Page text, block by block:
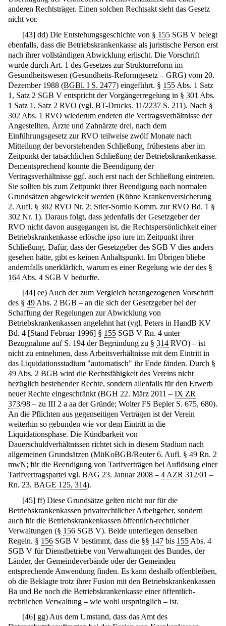
anderen Rechtsträger. Einen solchen Rechtsakt sieht das Gesetz
nicht vor.
[43] dd) Die Entstehungsgeschichte von § 155 SGB V belegt
ebenfalls, dass die Betriebskrankenkasse als juristische Person erst
nach ihrer vollständigen Abwicklung erlischt. Die Vorschrift
wurde durch Art. 1 des Gesetzes zur Strukturreform im
Gesundheitswesen (Gesundheits-Reformgesetz – GRG) vom 20.
Dezember 1988 (BGBl. I S. 2477) eingeführt. § 155 Abs. 1 Satz
1, Satz 2 SGB V entspricht der Vorgängerregelung in § 301 Abs.
1 Satz 1, Satz 2 RVO (vgl. BT-Drucks. 11/2237 S. 211). Nach §
302 Abs. 1 RVO wiederum endeten die Vertragsverhältnisse der
Angestellten, Ärzte und Zahnärzte drei, nach dem
Einführungsgesetz zur RVO teilweise zwölf Monate nach
Mitteilung der bevorstehenden Schließung, frühestens aber im
Zeitpunkt der tatsächlichen Schließung der Betriebskrankenkasse.
Dementsprechend konnte die Beendigung der
Vertragsverhältnisse ggf. auch erst nach der Schließung eintreten.
Sie sollten bis zum Zeitpunkt ihrer Beendigung nach normalen
Grundsätzen abgewickelt werden (Kühne Krankenversicherung
2. Aufl. § 302 RVO Nr. 2; Stier-Somlo Komm. zur RVO Bd. 1 §
302 Nr. 1). Daraus folgt, dass jedenfalls der Gesetzgeber der
RVO nicht davon ausgegangen ist, die Rechtspersönlichkeit einer
Betriebskrankenkasse erlösche ipso iure im Zeitpunkt ihrer
Schließung. Dafür, dass der Gesetzgeber des SGB V dies anders
gesehen hätte, gibt es keinen Anhaltspunkt. Im Übrigen bliebe
andernfalls unerklärlich, warum es einer Regelung wie der des §
164 Abs. 4 SGB V bedurfte.
[44] ee) Auch der zum Vergleich herangezogenen Vorschrift
des § 49 Abs. 2 BGB – an die sich der Gesetzgeber bei der
Schaffung der Regelungen zur Abwicklung von
Betriebskrankenkassen angelehnt hat (vgl. Peters in HandB KV
Bd. 4 [Stand Februar 1996] § 155 SGB V Rn. 4 unter
Bezugnahme auf S. 194 der Begründung zu § 314 RVO) – ist
nicht zu entnehmen, dass Arbeitsverhältnisse mit dem Eintritt in
das Liquidationsstadium "automatisch" ihr Ende fänden. Durch §
49 Abs. 2 BGB wird die Rechtsfähigkeit des Vereins nicht
bezüglich bestehender Rechte, sondern allenfalls für den Erwerb
neuer Rechte eingeschränkt (BGH 22. März 2011 – IX ZR
373/98 – zu III 2 a aa der Gründe; Wolter FS Bepler S. 675, 680).
An die Pflichten aus gegenseitigen Verträgen ist der Verein
weiterhin so gebunden wie vor dem Eintritt in die
Liquidationsphase. Die Kündbarkeit von
Dauerschuldverhältnissen richtet sich in diesem Stadium nach
allgemeinen Grundsätzen (MüKoBGB/Reuter 6. Aufl. § 49 Rn. 2
mwN; für die Beendigung von Tarifverträgen bei Auflösung einer
Tarifvertragspartei vgl. BAG 23. Januar 2008 – 4 AZR 312/01 –
Rn. 23, BAGE 125, 314).
[45] ff) Diese Grundsätze gelten nicht nur für die
Betriebskrankenkassen privatrechtlicher Arbeitgeber, sondern
auch für die Betriebskrankenkassen öffentlich-rechtlicher
Verwaltungen (§ 156 SGB V). Beide unterliegen denselben
Regeln. § 156 SGB V bestimmt, dass die §§ 147 bis 155 Abs. 4
SGB V für Dienstbetriebe von Verwaltungen des Bundes, der
Länder, der Gemeindeverbände oder der Gemeinden
entsprechende Anwendung finden. Es kann deshalb offenbleiben,
ob die Beklagte trotz ihrer Fusion mit den Betriebskrankenkassen
Ba und Be noch die Betriebskrankenkasse einer öffentlich-
rechtlichen Verwaltung – wie wohl ursprünglich – ist.
[46] gg) Aus dem Umstand, dass das Amt des